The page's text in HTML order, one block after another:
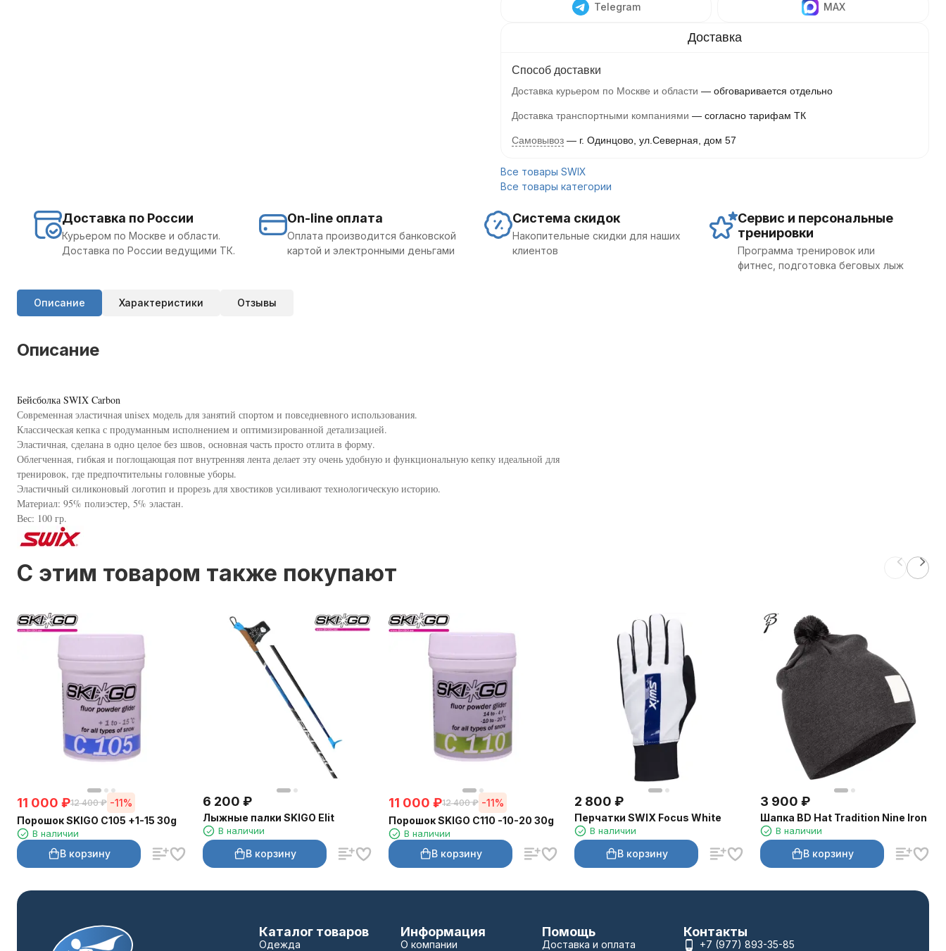
Telegram MAX
Способ доставки
Доставка курьером по Москве и области обговаривается отдельно
Доставка транспортными компаниями согласно тарифам ТК
Самовывоз г. Одинцово, ул.Северная, дом 57
Все товары SWIX
Все товары категории
Доставка по России
Курьером по Москве и области.
Доставка по России ведущими ТК.
On-line оплата
Оплата производится банковской
картой и электронными деньгами
Система скидок
Накопительные скидки для наших
клиентов
Сервис и персональные
тренировки
Программа тренировок или
фитнес, подготовка беговых лыж
Описание Характеристики Отзывы
Описание
Бейсболка SWIX Carbon
Современная эластичная unisex модель для занятий спортом и повседневного использования.
Классическая кепка с продуманным исполнением и оптимизированной детализацией.
Эластичная, сделана в одно целое без швов, основная часть просто отлита в форму.
Облегченная, гибкая и поглощающая пот внутренняя лента делает эту очень удобную и функциональную кепку идеальной для
тренировок, где предпочтительны головные уборы.
Эластичный силиконовый логотип и прорезь для хвостиков усиливают технологическую историю.
Материал: 95% полиэстер, 5% эластан.
Вес: 100 гр.
C этим товаром также покупают
11 000 ₽12 400 ₽ -11%
Порошок SKIGO C105 +1-15 30g
В наличии
В корзину
6 200 ₽
Лыжные палки SKIGO Elit
В наличии
В корзину
11 000 ₽12 400 ₽ -11%
Порошок SKIGO C110 -10-20 30g
В наличии
В корзину
2 800 ₽
Перчатки SWIX Focus White
В наличии
В корзину
3 900 ₽
Шапка BD Hat Tradition Nine Iron
В наличии
В корзину
Каталог товаров
Одежда
Информация
О компании
Помощь
Доставка и оплата
Контакты
+7 (977) 893-35-85